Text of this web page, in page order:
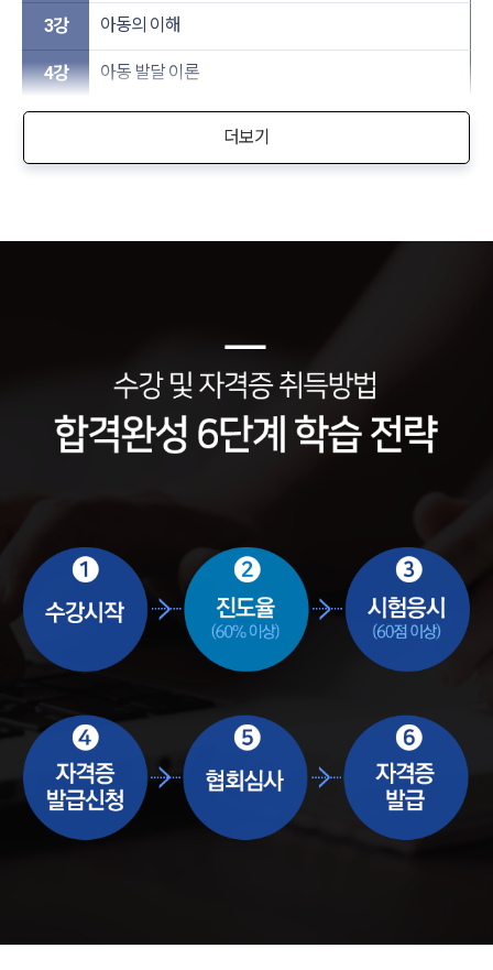
3강 아동의 이해
4강 아동 발달 이론
더보기